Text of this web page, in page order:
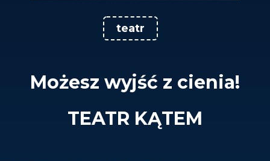
teatr
Możesz wyjść z cienia!
TEATR KĄTEM